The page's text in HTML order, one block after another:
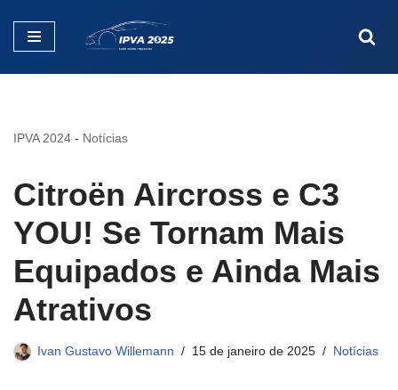
Pular
IPVA 2024 - Notícias
Citroën Aircross e C3
YOU! Se Tornam Mais
Equipados e Ainda Mais
Atrativos
Ivan Gustavo Willemann 15 de janeiro de 2025 Notícias